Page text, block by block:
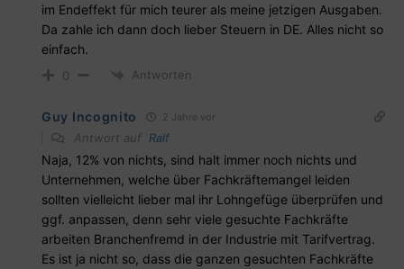
im Endeffekt für mich teurer als meine jetzigen Ausgaben.
Da zahle ich dann doch lieber Steuern in DE. Alles nicht so
einfach.
0 Antworten
Guy Incognito 2 Jahre vor
Antwort auf Ralf
Naja, 12% von nichts, sind halt immer noch nichts und
Unternehmen, welche über Fachkräftemangel leiden
sollten vielleicht lieber mal ihr Lohngefüge überprüfen und
ggf. anpassen, denn sehr viele gesuchte Fachkräfte
arbeiten Branchenfremd in der Industrie mit Tarifvertrag.
Es ist ja nicht so, dass die ganzen gesuchten Fachkräfte